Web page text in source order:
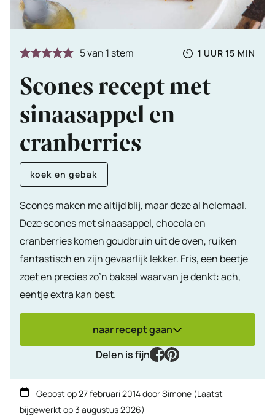
5van 1 stem
Totale
1 UUR
UUR 15 MIN
Scones recept met
sinaasappel en
cranberries
koek en gebak
Scones maken me altijd blij, maar deze al helemaal.
Deze scones met sinaasappel, chocola en
cranberries komen goudbruin uit de oven, ruiken
fantastisch en zijn gevaarlijk lekker. Fris, een beetje
zoet en precies zo’n baksel waarvan je denkt: ach,
eentje extra kan best.
naar recept gaan
Delen is fijn
facebook
pinterest
Gepost op27 februari 2014doorSimone (Laatst
bijgewerkt op3 augustus 2026)